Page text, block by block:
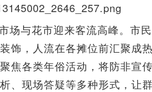
场与花市迎来客流高峰。市
饰，人流在各摊位前汇聚成
焦各类年俗活动，将防非宣
、现场答疑等多种形式，让